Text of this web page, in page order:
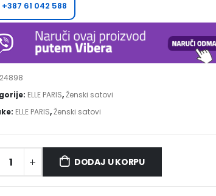
+387 61 042 588
24898
ELLE PARIS,Ženski satovi
ELLE PARIS,Ženski satovi
DODAJ U KORPU